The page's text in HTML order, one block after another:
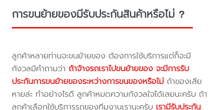
การขนย้ายของมีรับประกันสินค้าหรือไม่ ?
ลูกค้าหลายท่านจะขนย้ายของ ต้องการใช้บริการแต่ก็จะมี
กังวลมีคำถามว่า ถ้าจ้างรถเราไปขนย้ายของ จะมีการรับ
ประกันการขนย้ายของระหว่างการขนของหรือไม่ ถ้าของเสีย
หายล่ะ ทำอย่างไรดี ลูกค้าหมดความกังวลใจได้เลยนะครับ ถ้า
ลูกค้าเลือกใช้บริการรถของทีมงานเรานะครับ เรามีรับประกัน